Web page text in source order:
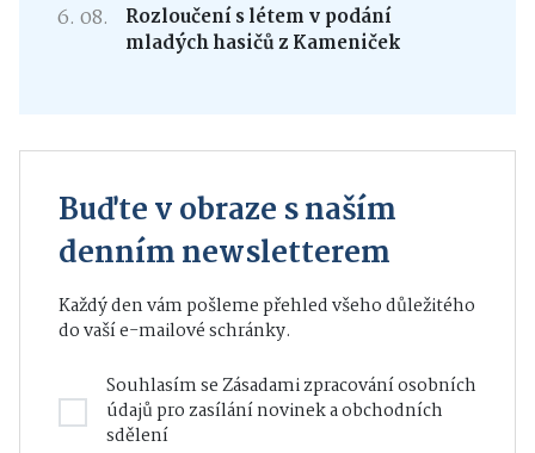
6. 08.
Rozloučení s létem v podání
mladých hasičů z Kameniček
Buďte v obraze s naším
denním newsletterem
Každý den vám pošleme přehled všeho důležitého
do vaší e-mailové schránky.
Souhlasím seZásadami zpracování osobních
údajůpro zasílání novinek a obchodních
sdělení